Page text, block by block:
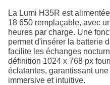
La Lumi H35R est
18 650 remplaçable, avec
heures par charge. Une
permet d'insérer la batterie
facilite les échanges
définition 1024 x 768 px
éclatantes, garantissant
immersive et intuitive.